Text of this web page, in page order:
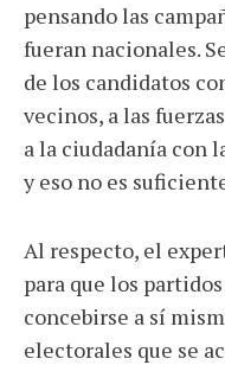
pensando las
fueran nacionales.
de los candidatos
vecinos, a las
a la ciudadanía con
y eso no es
Al respecto, el
para que los
concebirse a sí
electorales que se